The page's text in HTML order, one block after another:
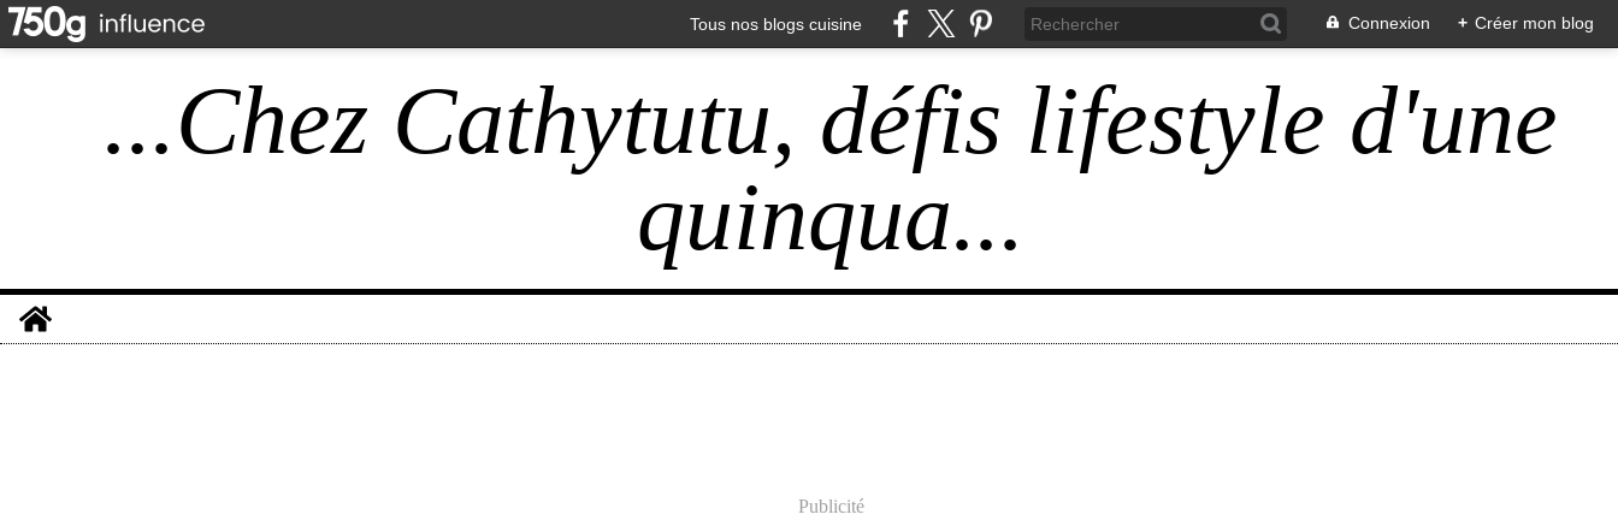
Tous nos blogs cuisine Connexion + Créer mon blog
...Chez Cathytutu, défis lifestyle d'une
quinqua...
Home
Publicité